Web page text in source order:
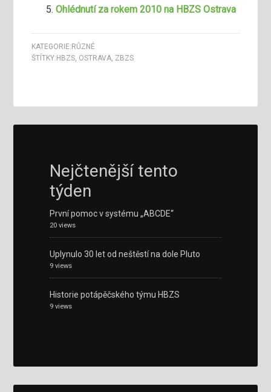
Ohlédnutí za rokem 2010 na HBZS Ostrava
KATEGORIE: RŮZNÉ
ŠTÍTKY: HBZS, OSTRAVA, ZBZS
Nejčtenější tento
týden
První pomoc v systému „ABCDE“
20 views
Uplynulo 30 let od neštěstí na dole Pluto
9 views
Historie potápěčského týmu HBZS
9 views